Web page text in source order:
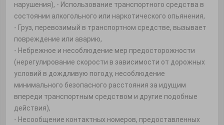
нарушения), - Использование транспортного средства в
состоянии алкогольного или наркотического опьянения,
- Груз, перевозимый в транспортном средстве, вызывает
повреждение или аварию,
- Небрежное и несоблюдение мер предосторожности
(нерегулирование скорости в зависимости от дорожных
условий в дождливую погоду, несоблюдение
минимального безопасного расстояния за идущим
впереди транспортным средством и другие подобные
действия),
- Несообщение контактных номеров, предоставленных